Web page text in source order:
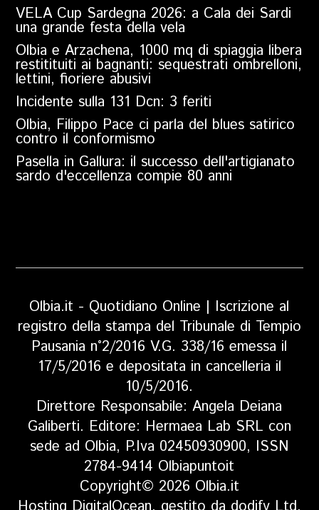
VELA Cup Sardegna 2026: a Cala dei Sardi
una grande festa della vela
Olbia e Arzachena, 1000 mq di spiaggia libera
restitituiti ai bagnanti: sequestrati ombrelloni,
lettini, fioriere abusivi
Incidente sulla 131 Dcn: 3 feriti
Olbia, Filippo Pace ci parla del blues satirico
contro il conformismo
Pasella in Gallura: il successo dell'artigianato
sardo d'eccellenza compie 80 anni
Olbia.it - Quotidiano Online | Iscrizione al
registro della stampa del Tribunale di Tempio
Pausania n°2/2016 V.G. 338/16 emessa il
17/5/2016 e depositata in cancelleria il
10/5/2016.
Direttore Responsabile: Angela Deiana
Galiberti. Editore: Hermaea Lab SRL con
sede ad Olbia, P.Iva 02450930900, ISSN
2784-9414 Olbiapuntoit
Copyright© 2026 Olbia.it